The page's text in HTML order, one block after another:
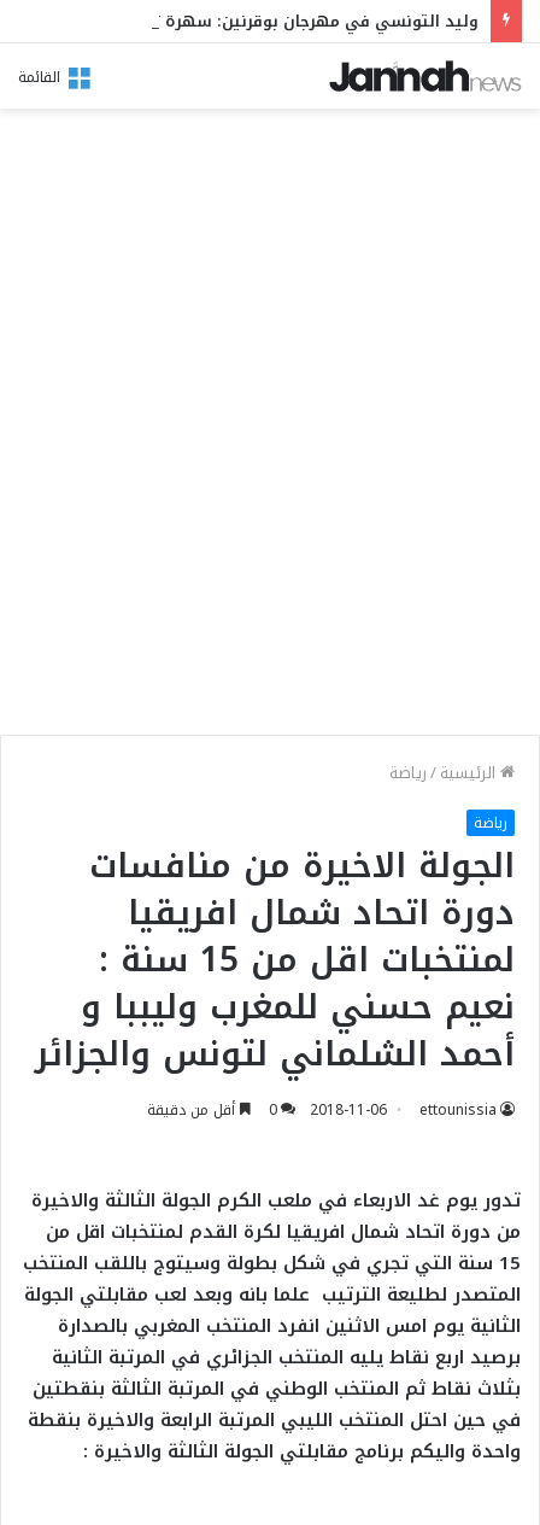
القائمة
الرئيسية/رياضة
رياضة
الجولة الاخيرة من منافسات
دورة اتحاد شمال افريقيا
لمنتخبات اقل من 15 سنة :
نعيم حسني للمغرب وليببا و
أحمد الشلماني لتونس والجزائر
ettounissia
2018-11-06
0 أقل من دقيقة
تدور يوم غد الاربعاء في ملعب الكرم الجولة الثالثة والاخيرة
من دورة اتحاد شمال افريقيا لكرة القدم لمنتخبات اقل من
15 سنة التي تجري في شكل بطولة وسيتوج باللقب المنتخب
المتصدر لطليعة الترتيب علما بانه وبعد لعب مقابلتي الجولة
الثانية يوم امس الاثنين انفرد المنتخب المغربي بالصدارة
برصيد اربع نقاط يليه المنتخب الجزائري في المرتبة الثانية
بثلاث نقاط ثم المنتخب الوطني في المرتبة الثالثة بنقطتين
في حين احتل المنتخب الليبي المرتبة الرابعة والاخيرة بنقطة
واحدة واليكم برنامج مقابلتي الجولة الثالثة والاخيرة :